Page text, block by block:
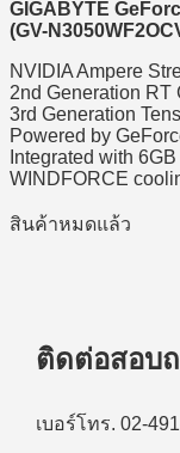
GIGABYTE
(GV-
NVIDIA Ampere
2nd Generation RT
3rd Generation
Powered by
Integrated with
WINDFORCE
สินค้าหมดแล้ว
ติดต่อสอบ
เบอร์โทร. 02-